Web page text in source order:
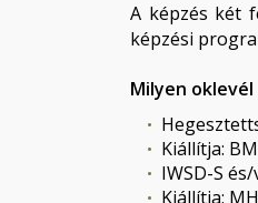
A képzés két
képzési
Milyen
Kiállítja:
IWSD-S
Kiállítja: